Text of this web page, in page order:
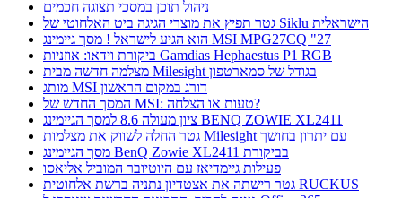
ניהול תוכן במסכי תצוגה חכמים
גטר תפיץ את מוצרי הגיגה ביט האלחוטי של Siklu הישראלית
הוא הגיע לישראל ! מסך גיימינג MSI MPG27CQ "27
ביקורת וידאו: אוזניות Gamdias Hephaestus P1 RGB
מצלמה חדשה מבית Milesight בגודל של סמארטפון
מותג MSI דורג במקום הראשון
המסך החדש של MSI: טעות או הצלחה?
ציון מעולה 8.6 למסך הגיימינג BENQ ZOWIE XL2411
גטר החלה לשווק את מצלמות Milesight עם יתרון בחושך
מסך הגיימינג BenQ Zowie XL2411 בביקורת
פעילות גיימדיאז עם היוטיובר המוביל אליאסו
גטר רישתה את אצטדיון נתניה ברשת אלחוטית RUCKUS